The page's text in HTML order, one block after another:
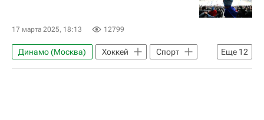
Материалы РИА Спорт
17 марта 2025, 18:13 12799
Еще 12
Динамо (Москва) Хоккей
Спорт
ХК Динамо (Москва)
Сибирь